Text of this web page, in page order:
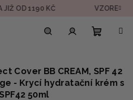
1190 KČ VZOREK V KAŽDÉ
košík
Cover BB CREAM, SPF 42
- Krycí hydratační krém s
50ml